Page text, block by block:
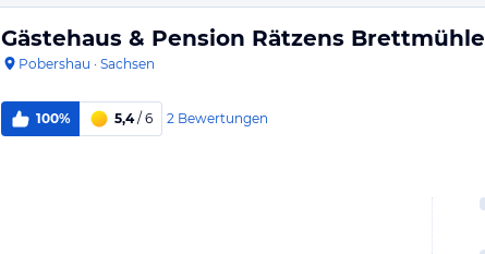
Gästehaus & Pension Rätzens Brettmühle
Pobershau · Sachsen
100% 5,4/ 6 2 Bewertungen